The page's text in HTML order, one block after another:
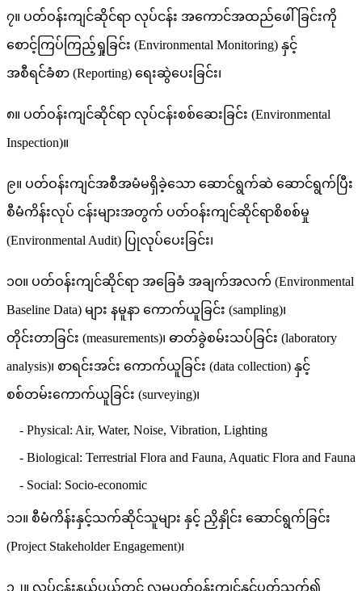
၇။ ပတ်ဝန်းကျင်ဆိုင်ရာ လုပ်ငန်း အကောင်အထည်ဖေါ် ခြင်းကို
စောင့်ကြပ်ကြည့်ရှုခြင်း (Environmental Monitoring) နှင့်
အစီရင်ခံစာ (Reporting) ရေးဆွဲပေးခြင်း၊
၈။ ပတ်ဝန်းကျင်ဆိုင်ရာ လုပ်ငန်းစစ်ဆေးခြင်း (Environmental
Inspection)။
၉။ ပတ်ဝန်းကျင်အစီအမံမရှိခဲ့သော ဆောင်ရွက်ဆဲ ဆောင်ရွက်ပြီး
စီမံကိန်းလုပ် ငန်းများအတွက် ပတ်ဝန်းကျင်ဆိုင်ရာစိစစ်မှု
(Environmental Audit) ပြုလုပ်ပေးခြင်း၊
၁၀။ ပတ်ဝန်းကျင်ဆိုင်ရာ အခြေခံ အချက်အလက် (Environmental
Baseline Data) များ နမူနာ ကောက်ယူခြင်း (sampling)၊
တိုင်းတာခြင်း (measurements)၊ ဓာတ်ခွဲစမ်းသပ်ခြင်း (laboratory
analysis)၊ စာရင်းအင်း ကောက်ယူခြင်း (data collection) နှင့်
စစ်တမ်းကောက်ယူခြင်း (surveying)၊
- Physical: Air, Water, Noise, Vibration, Lighting
- Biological: Terrestrial Flora and Fauna, Aquatic Flora and Fauna
- Social: Socio-economic
၁၁။ စီမံကိန်းနှင့်သက်ဆိုင်သူများ နှင့် ညှိနှိုင်း ဆောင်ရွက်ခြင်း
(Project Stakeholder Engagement)၊
၁၂။ လုပ်ငန်းနယ်ပယ်တွင် လူမှုပတ်ဝန်းကျင်နှင့်ပတ်သက်၍